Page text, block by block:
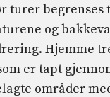
turer
og
Hjemme
er tapt
områder